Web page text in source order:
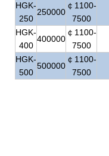
HGK-
250
250000
￠1100-
7500
HGK-
400
400000
￠1100-
7500
HGK-
500
500000
￠1100-
7500